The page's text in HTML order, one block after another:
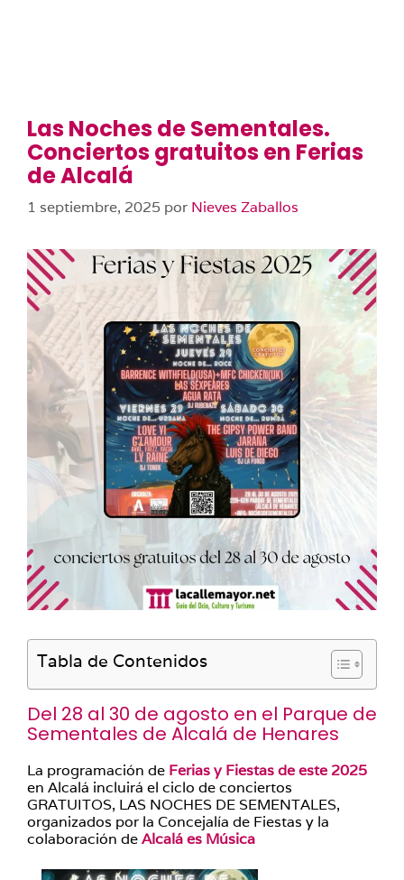
Las Noches de Sementales.
Conciertos gratuitos en Ferias
de Alcalá
1 septiembre, 2025 por Nieves Zaballos
Tabla de Contenidos
Del 28 al 30 de agosto en el Parque de
Sementales de Alcalá de Henares
La programación de Ferias y Fiestas de este 2025
en Alcalá incluirá el ciclo de conciertos
GRATUITOS, LAS NOCHES DE SEMENTALES,
organizados por la Concejalía de Fiestas y la
colaboración deAlcalá es Música